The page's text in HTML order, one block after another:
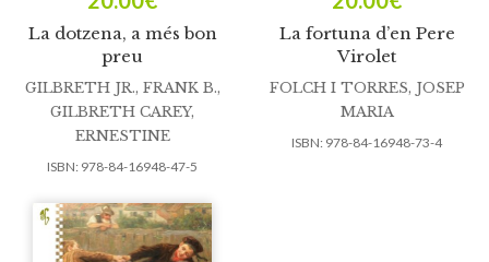
La dotzena, a més bon
preu
GILBRETH JR., FRANK B.,
GILBRETH CAREY,
ERNESTINE
ISBN: 978-84-16948-47-5
La fortuna d’en Pere
Virolet
FOLCH I TORRES, JOSEP
MARIA
ISBN: 978-84-16948-73-4